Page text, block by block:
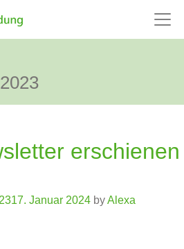
erschienen
17. Januar 2024 byAlexa